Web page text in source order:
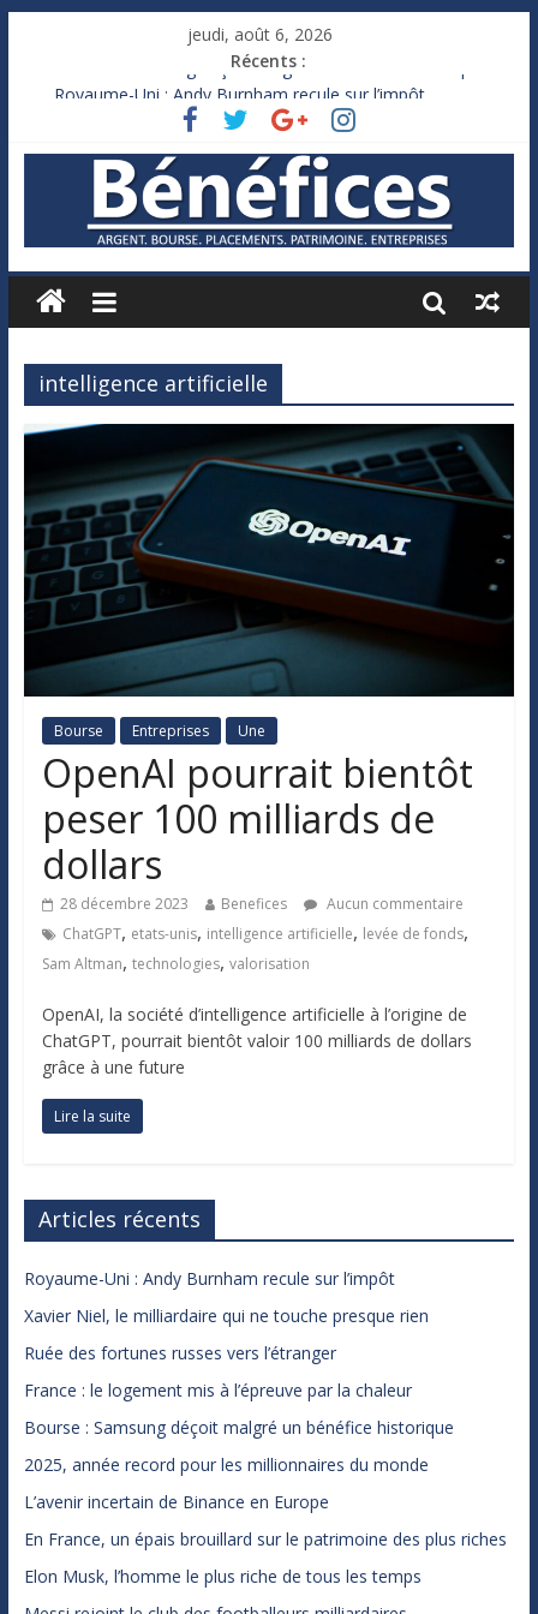
jeudi, août 6, 2026
Récents :
Bourse : Samsung déçoit malgré un bénéfice historique
Royaume-Uni : Andy Burnham recule sur l’impôt
Xavier Niel, le milliardaire qui ne touche presque rien
Ruée des fortunes russes vers l’étranger
France : le logement mis à l’épreuve par la chaleur
intelligence artificielle
Bourse Entreprises Une
OpenAI pourrait bientôt
peser 100 milliards de
dollars
28 décembre 2023 Benefices
Aucun commentaire
ChatGPT, etats-unis, intelligence artificielle, levée de fonds,
Sam Altman, technologies, valorisation
OpenAI, la société d’intelligence artificielle à l’origine de
ChatGPT, pourrait bientôt valoir 100 milliards de dollars
grâce à une future
Lire la suite
Articles récents
Royaume-Uni : Andy Burnham recule sur l’impôt
Xavier Niel, le milliardaire qui ne touche presque rien
Ruée des fortunes russes vers l’étranger
France : le logement mis à l’épreuve par la chaleur
Bourse : Samsung déçoit malgré un bénéfice historique
2025, année record pour les millionnaires du monde
L’avenir incertain de Binance en Europe
En France, un épais brouillard sur le patrimoine des plus riches
Elon Musk, l’homme le plus riche de tous les temps